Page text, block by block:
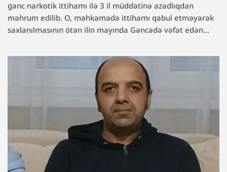
gənc narkotik ittihamı ilə 3 il müddətinə azadlıqdan
məhrum edilib. O, məhkəmədə ittihamı qəbul etməyərək
saxlanılmasının ötən ilin mayında Gəncədə vəfat edən...